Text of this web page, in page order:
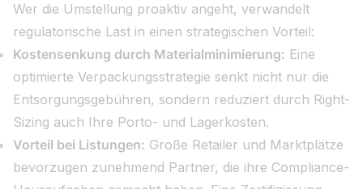
Wer die Umstellung proaktiv angeht, verwandelt
regulatorische Last in einen strategischen Vorteil:
Kostensenkung durch Materialminimierung: Eine
optimierte Verpackungsstrategie senkt nicht nur die
Entsorgungsgebühren, sondern reduziert durch Right-
Sizing auch Ihre Porto- und Lagerkosten.
Vorteil bei Listungen: Große Retailer und Marktplätze
bevorzugen zunehmend Partner, die ihre Compliance-